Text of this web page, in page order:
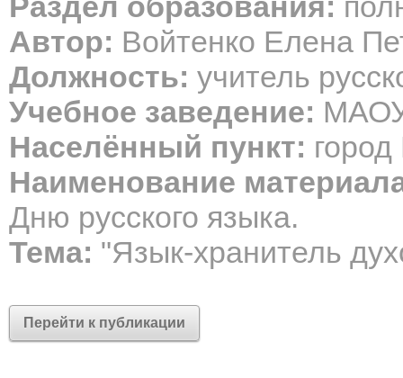
Автор: Войтенко Елена
Должность: учитель
Учебное заведение:
Населённый пункт:
Наименование
Дню русского языка.
Тема: "Язык-хранитель
Перейти к публикации